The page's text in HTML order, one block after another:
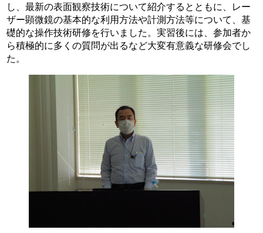
し、最新の表面観察技術について紹介するとともに、レー
ザー顕微鏡の基本的な利用方法や計測方法等について、基
礎的な操作技術研修を行いました。実習後には、参加者か
ら積極的に多くの質問が出るなど大変有意義な研修会でし
た。